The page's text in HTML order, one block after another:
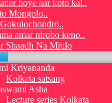
hoye aar koto kal..
Mongolo..
amar nirobo keno..
Shaadh Na Mitilo
Kriyananda
Kolkata satsang
Asha
Lecture series Kolkata